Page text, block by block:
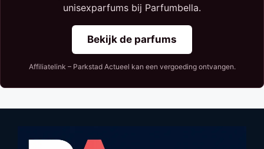
unisexparfums bij Parfumbella.
Bekijk de parfums
Affiliatelink – Parkstad Actueel kan een vergoeding ontvangen.